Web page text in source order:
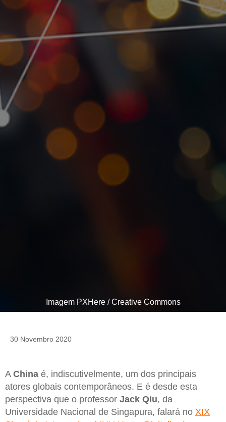
Imagem PXHere / Creative Commons
30 Novembro 2020
A China é, indiscutivelmente, um dos principais
atores globais contemporâneos. E é desde esta
perspectiva que o professor Jack Qiu, da
Universidade Nacional de Singapura, falará no XIX